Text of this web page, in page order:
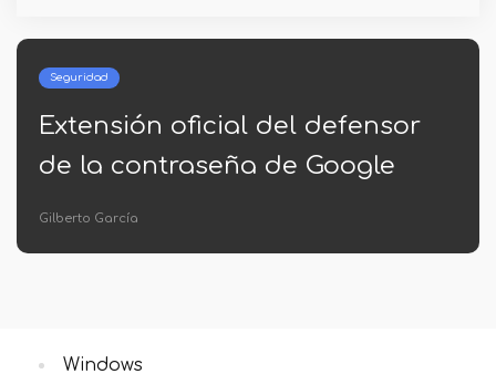
Seguridad
Extensión oficial del defensor
de la contraseña de Google
Gilberto García
Windows